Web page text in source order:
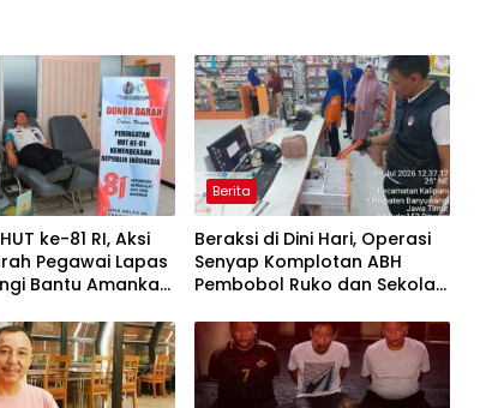
ke-81 RI, Aksi
Pegawai Lapas
Bantu Amankan
Berita
Beraksi di Dini Hari, Operasi
Senyap Komplotan ABH
Pembobol Ruko dan Sekolah
Blambangan